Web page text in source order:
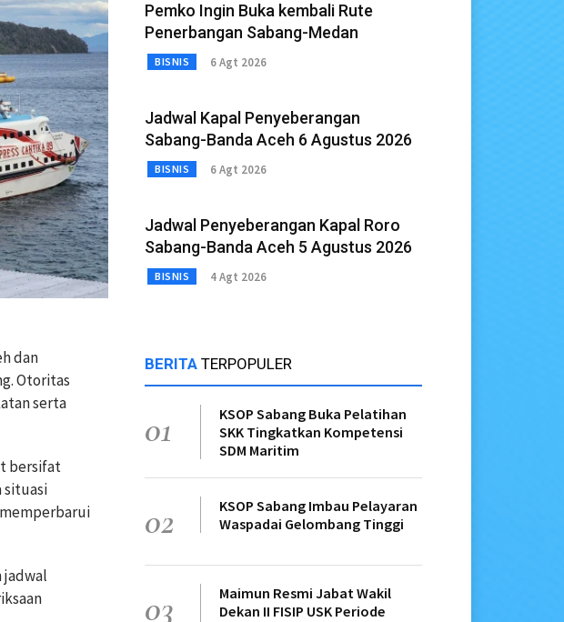
dan
Otoritas
serta
bersifat
situasi
jadwal
Pemko Ingin Buka kembali Rute
Penerbangan Sabang-Medan
BISNIS 6 Agt 2026
Jadwal Kapal Penyeberangan
Sabang-Banda Aceh 6 Agustus 2026
BISNIS 6 Agt 2026
Jadwal Penyeberangan Kapal Roro
Sabang-Banda Aceh 5 Agustus 2026
BISNIS 4 Agt 2026
BERITA TERPOPULER
01
KSOP Sabang Buka Pelatihan
SKK Tingkatkan Kompetensi
SDM Maritim
02
KSOP Sabang Imbau Pelayaran
Waspadai Gelombang Tinggi
03
Maimun Resmi Jabat Wakil
Dekan II FISIP USK Periode